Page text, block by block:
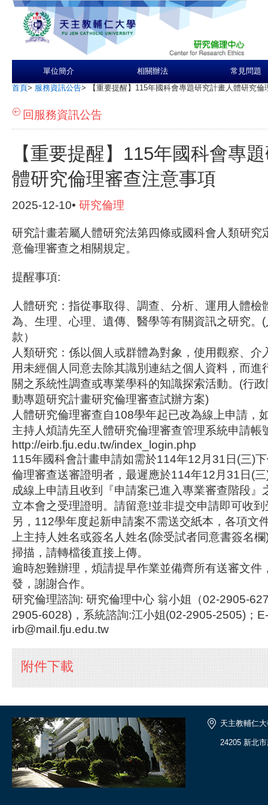
單位簡介 相關辦法 常見問題
首頁> 服務資訊公告> 【重要提醒】115年國科會專題研究計畫人體研究
回服務資訊公告
【重要提醒】115年國科會專
體研究倫理審查注意事項
2025-12-10• 研究倫理
研究計畫若屬人體研究法第四條或國科會人類研究
意倫理審查之相關規定。
提醒事項:
人體研究：指從事取得、調查、分析、運用人體檢
為、生理、心理、遺傳、醫學等有關資訊之研究。
款）
人類研究：係以個人或群體為對象，使用觀察、介
用未經個人同意去除其識別連結之個人資料，而進
關之系統性調查或專業學科的知識探索活動。(行
動專題研究計畫研究倫理審查試辦方案)
人體研究倫理審查自108學年起已改為線上申請，
主持人煩請先至人體研究倫理審查管理系統申請帳
http://eirb.fju.edu.tw/index_login.php
115年國科會計畫申請如需於114年12月31日(三)
倫理審查送審證明者，最遲應於114年12月31日(
成線上申請且收到『申請案已進入專業審查階段』
立本會之受理證明。請留意!並非提交申請即可收
另，112學年度起新申請案不需送交紙本，各項文
上主持人姓名或簽名人姓名(除受試者同意書簽名
掃描，請轉檔後直接上傳。
逾時恕難辦理，煩請提早作業並備齊所有送審文件
發，謝謝合作。
研究倫理諮詢: 研究倫理中心 翁小姐（02-2905-
2905-6028)，系統諮詢:江小姐(02-2905-2505)；
irb@mail.fju.edu.tw
附件下載
天主教輔仁
24205 新北